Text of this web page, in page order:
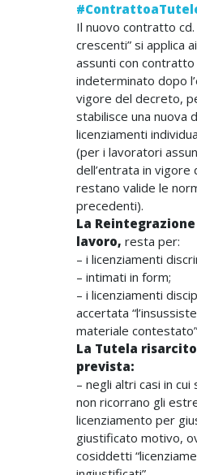
Il nuovo contratto cd.
crescenti” si applica
assunti con
indeterminato dopo
vigore del decreto,
stabilisce una nuova
licenziamenti
(per i lavoratori
dell’entrata in vigore
restano valide le
precedenti).
La
lavoro, resta per:
– i licenziamenti
– intimati in form;
– i licenziamenti
accertata
materiale
La Tutela
prevista:
– negli altri casi in cui
non ricorrano gli
licenziamento per
giustificato motivo,
cosiddetti